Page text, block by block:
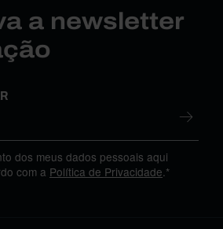
a newsletter
dos meus dados pessoais aqui
com a Política de Privacidade.*